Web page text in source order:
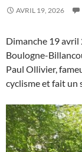
AVRIL 19, 2026
Dimanche 19 avril
Boulogne-
Paul Ollivier,
cyclisme et fait un